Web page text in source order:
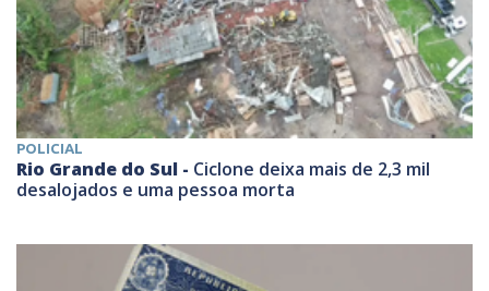
POLICIAL
Rio Grande do Sul - Ciclone deixa mais de 2,3 mil
desalojados e uma pessoa morta